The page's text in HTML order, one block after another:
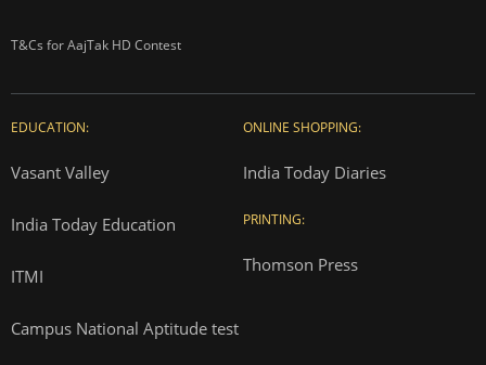
T&Cs for AajTak HD Contest
EDUCATION:
Vasant Valley
India Today Education
ITMI
Campus National Aptitude test
ONLINE SHOPPING:
India Today Diaries
PRINTING:
Thomson Press